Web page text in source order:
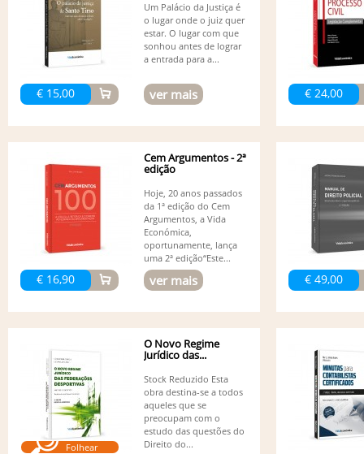
€ 15,00
Um Palácio da Justiça é
o lugar onde o juiz quer
estar. O lugar com que
sonhou antes de lograr
a entrada para a...
ver mais € 24,00
€ 16,90
Cem Argumentos - 2ª
edição
Hoje, 20 anos passados
da 1ª edição do Cem
Argumentos, a Vida
Económica,
oportunamente, lança
uma 2ª edição“Este...
ver mais € 49,00
Folhear
O Novo Regime
Jurídico das...
Stock Reduzido Esta
obra destina-se a todos
aqueles que se
preocupam com o
estudo das questões do
Direito do...